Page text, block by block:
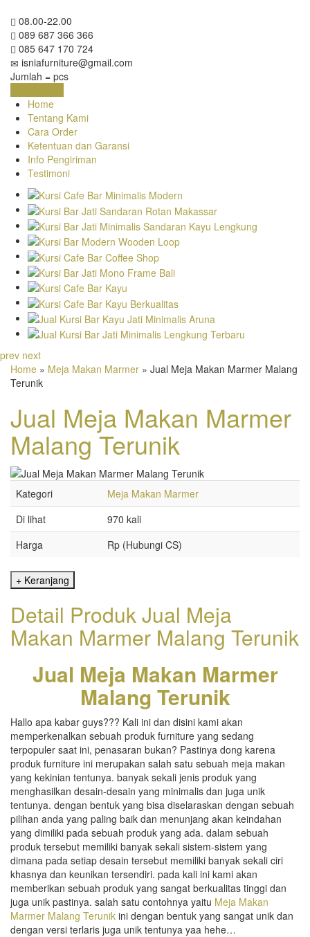
08.00-22.00
089 687 366 366
085 647 170 724
isniafurniture@gmail.com
Jumlah = pcs
Home
Tentang Kami
Cara Order
Ketentuan dan Garansi
Info Pengiriman
Testimoni
prev next
Home » Meja Makan Marmer » Jual Meja Makan Marmer Malang
Terunik
Jual Meja Makan Marmer
Malang Terunik
Kategori
Meja Makan Marmer
Di lihat
970 kali
Harga
Rp (Hubungi CS)
Detail Produk Jual Meja
Makan Marmer Malang Terunik
Jual Meja Makan Marmer
Malang Terunik
Hallo apa kabar guys??? Kali ini dan disini kami akan
memperkenalkan sebuah produk furniture yang sedang
terpopuler saat ini, penasaran bukan? Pastinya dong karena
produk furniture ini merupakan salah satu sebuah meja makan
yang kekinian tentunya. banyak sekali jenis produk yang
menghasilkan desain-desain yang minimalis dan juga unik
tentunya. dengan bentuk yang bisa diselaraskan dengan sebuah
pilihan anda yang paling baik dan menunjang akan keindahan
yang dimiliki pada sebuah produk yang ada. dalam sebuah
produk tersebut memiliki banyak sekali sistem-sistem yang
dimana pada setiap desain tersebut memiliki banyak sekali ciri
khasnya dan keunikan tersendiri. pada kali ini kami akan
memberikan sebuah produk yang sangat berkualitas tinggi dan
juga unik pastinya. salah satu contohnya yaitu Meja Makan
Marmer Malang Terunik ini dengan bentuk yang sangat unik dan
dengan versi terlaris juga unik tentunya yaa hehe…